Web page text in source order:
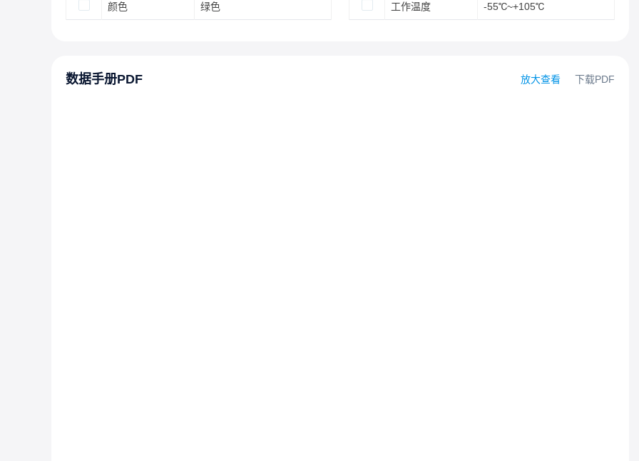
颜色 绿色 工作温度 -55℃~+105℃
数据手册PDF 放大查看 下载PDF